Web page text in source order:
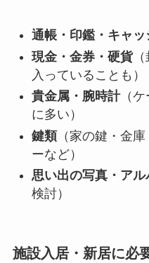
通帳・印鑑・キャッ
現金・金券・硬貨（
入っていることも）
貴金属・腕時計（ケ
に多い）
鍵類（家の鍵・金
ーなど）
思い出の写真・アル
検討）
施設入居・新居に必